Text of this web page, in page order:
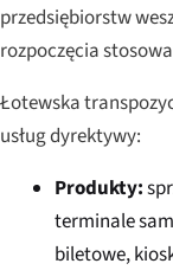
przedsiębiorstw
rozpoczęcia
Łotewska
usług dyrektywy:
Produkty:
terminale
biletowe,